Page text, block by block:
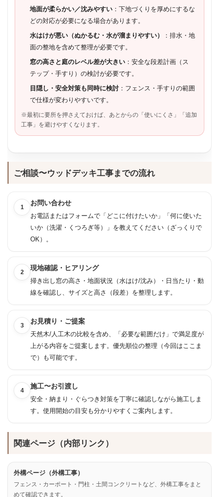
地面が柔らかい／沈みやすい ：下地づくりを厚めにするな
どの対応が必要になる場合があります。
水はけが悪い（ぬかるむ・水が溜まりやすい）
：排水・地
面の整地を含めて整理が必要です。
窓の高さと庭のレベル差が大きい ：安全な段差計画（ス
テップ・手すり）の検討が必要です。
目隠し・安全対策も同時に検討：フェンス・手すりの範囲
で仕様が変わりやすいです。
※最初に要所を押さえておけば、あとからの「使いにくさ」「追加
工事」を避けやすくなります。
ご相談〜ウッドデッキ工事までの流れ
1
お問い合わせ
お電話またはフォームで「どこに付けたいか」「何に使いた
いか（洗濯・くつろぎ等）」を教えてください（ざっくりで
OK）。
2
現地確認・ヒアリング
掃き出し窓の高さ・地面状況（水はけ/沈み）・日当たり・動
線を確認し、サイズと高さ（段差）を整理します。
3
お見積り・ご提案
天然木/人工木の比較を含め、「必要な範囲だけ」で満足度が
上がる内容をご提案します。優先順位の整理（今回はここま
で）も可能です。
4
施工〜お引渡し
安全・納まり・ぐらつき対策を丁寧に確認しながら施工しま
す。使用開始の目安も分かりやすくご案内します。
関連ページ（内部リンク）
外構ページ（外構工事）
フェンス・カーポート・門柱・土間コンクリートなど、外構工事をまと
めて確認できます。